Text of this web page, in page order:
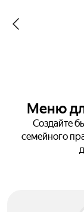
Меню
Создайте
семейного